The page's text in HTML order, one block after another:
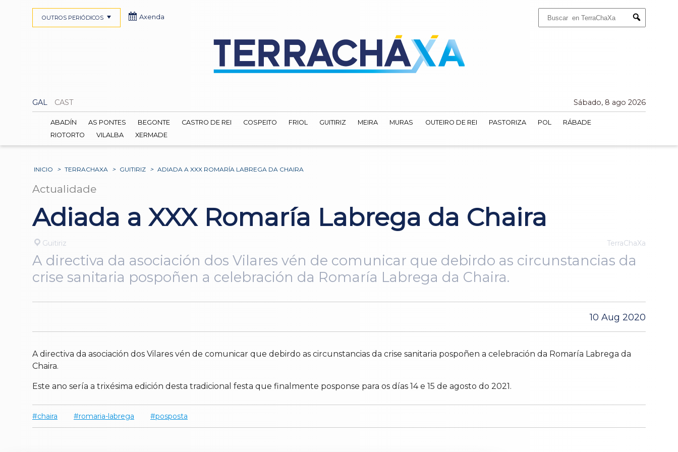
Submit
GAL CAST Sábado, 8 ago 2026
OUTROS PERIÓDICOS Axenda
ABADÍN AS PONTES BEGONTE CASTRO DE REI COSPEITO FRIOL GUITIRIZ MEIRA MURAS OUTEIRO DE REI PASTORIZA POL
RÁBADE
RIOTORTO
VILALBA XERMADE
INICIO > TERRACHAXA > GUITIRIZ > ADIADA A XXX ROMARÍA LABREGA DA CHAIRA
Actualidade
Adiada a XXX Romaría Labrega da Chaira
Guitiriz TerraChaXa
A directiva da asociación dos Vilares vén de comunicar que debirdo as circunstancias da
crise sanitaria pospoñen a celebración da Romaría Labrega da Chaira.
10 Aug 2020
A directiva da asociación dos Vilares vén de comunicar que debirdo as circunstancias da crise sanitaria pospoñen a celebración da Romaría Labrega da
Chaira.
Este ano sería a trixésima edición desta tradicional festa que finalmente posponse para os días 14 e 15 de agosto do 2021.
chaira romaria-labrega posposta